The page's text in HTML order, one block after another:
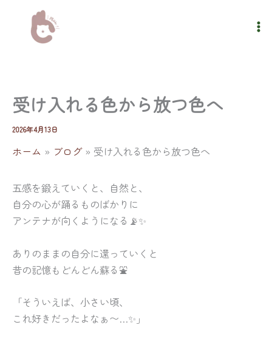
受け入れる色から放つ色へ
2026年4月13日
ホーム ブログ 受け入れる色から放つ色へ
五感を鍛えていくと、自然と、
自分の心が踊るものばかりに
アンテナが向くようになる📡✨
ありのままの自分に還っていくと
昔の記憶もどんどん蘇る⛲️
「そういえば、小さい頃、
これ好きだったよなぁ〜…✨」